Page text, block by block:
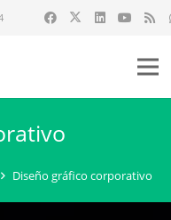
Diseño gráfico corporativo